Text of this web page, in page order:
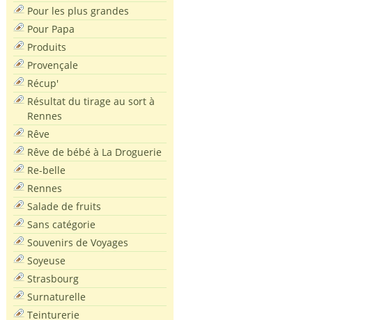
Pour les plus grandes
Pour Papa
Produits
Provençale
Récup'
Résultat du tirage au sort à
Rennes
Rêve
Rêve de bébé à La Droguerie
Re-belle
Rennes
Salade de fruits
Sans catégorie
Souvenirs de Voyages
Soyeuse
Strasbourg
Surnaturelle
Teinturerie